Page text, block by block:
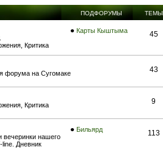
ПОДФОРУМЫ ТЕМЫ
Критика
Карты Кыштыма 45
форума на Сугомаке 43
Критика 9
вечеринки нашего
Дневник
Бильярд 113